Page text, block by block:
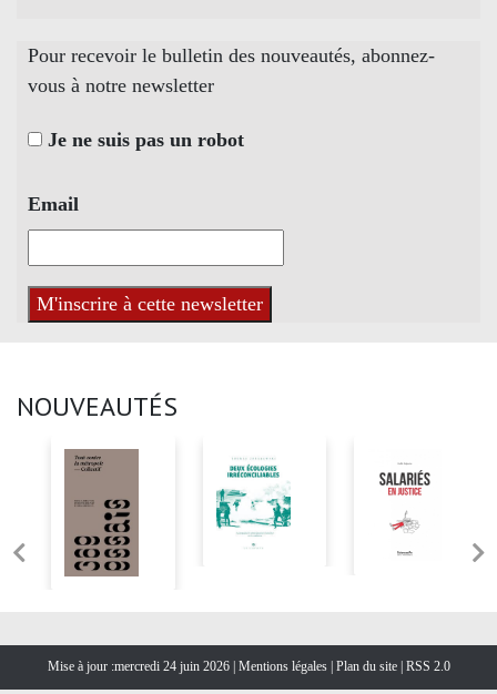
Pour recevoir le bulletin des nouveautés, abonnez-
vous à notre newsletter
Je ne suis pas un robot
Email
NOUVEAUTÉS
Mise à jour :mercredi 24 juin 2026 | Mentions légales Plan du site RSS 2.0